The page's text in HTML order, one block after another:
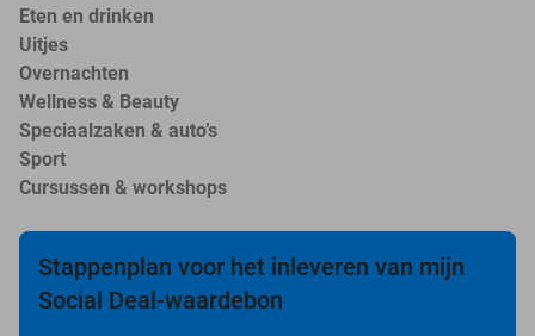
Eten en drinken
Uitjes
Overnachten
Wellness & Beauty
Speciaalzaken & auto’s
Sport
Cursussen & workshops
Stappenplan voor het inleveren van mijn
Social Deal-waardebon